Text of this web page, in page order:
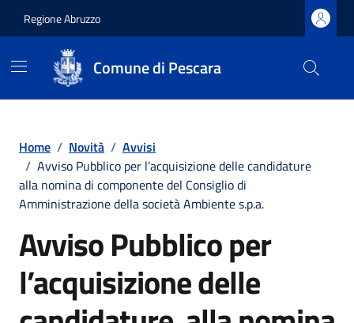
Regione Abruzzo
Comune di Pescara
Home / Novità / Avvisi
/ Avviso Pubblico per l’acquisizione delle candidature
alla nomina di componente del Consiglio di
Amministrazione della società Ambiente s.p.a.
Avviso Pubblico per
l’acquisizione delle